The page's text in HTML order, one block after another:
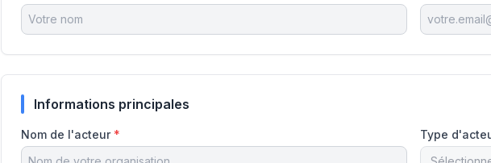
Informations principales
Nom de l'acteur * Type